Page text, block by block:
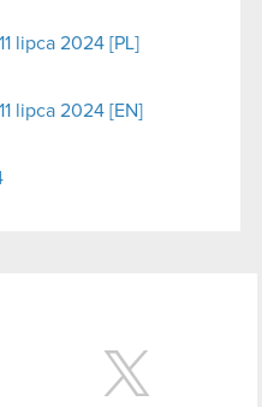
lipca 2024 [PL]
lipca 2024 [EN]